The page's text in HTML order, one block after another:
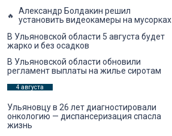
Александр Болдакин решил
установить видеокамеры на мусорках
В Ульяновской области 5 августа будет
жарко и без осадков
В Ульяновской области обновили
регламент выплаты на жилье сиротам
4 августа
Ульяновцу в 26 лет диагностировали
онкологию — диспансеризация спасла
жизнь